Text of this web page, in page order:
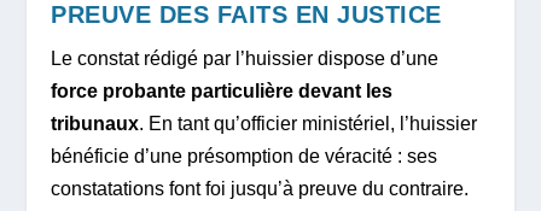
PREUVE DES FAITS EN JUSTICE
Le constat rédigé par l’huissier dispose d’une
force probante particulière devant les
tribunaux. En tant qu’officier ministériel, l’huissier
bénéficie d’une présomption de véracité : ses
constatations font foi jusqu’à preuve du contraire.